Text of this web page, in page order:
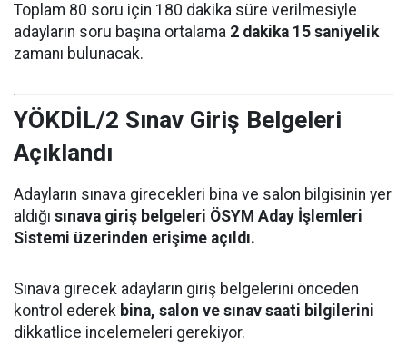
Toplam 80 soru için 180 dakika süre verilmesiyle
adayların soru başına ortalama 2 dakika 15 saniyelik
zamanı bulunacak.
YÖKDİL/2 Sınav Giriş Belgeleri
Açıklandı
Adayların sınava girecekleri bina ve salon bilgisinin yer
aldığı sınava giriş belgeleri ÖSYM Aday İşlemleri
Sistemi üzerinden erişime açıldı.
Sınava girecek adayların giriş belgelerini önceden
kontrol ederek bina, salon ve sınav saati bilgilerini
dikkatlice incelemeleri gerekiyor.